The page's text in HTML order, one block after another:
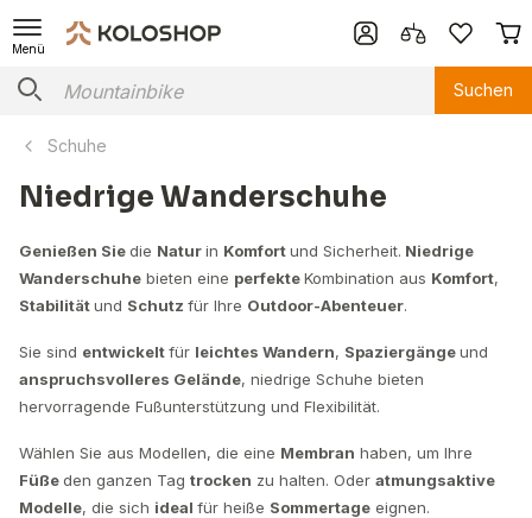
Menü
Suchen
Schuhe
Niedrige Wanderschuhe
Genießen Siedie Naturin Komfortund Sicherheit. Niedrige
Wanderschuhe bieten eine perfekteKombination aus Komfort,
Stabilitätund Schutz für Ihre Outdoor-Abenteuer.
Sie sind entwickeltfür leichtes Wandern, Spaziergängeund
anspruchsvolleres Gelände, niedrige Schuhe bieten
hervorragende Fußunterstützung und Flexibilität.
Wählen Sie aus Modellen, die eine Membran haben, um Ihre
Füßeden ganzen Tag trocken zu halten. Oder atmungsaktive
Modelle, die sich ideal für heiße Sommertage eignen.